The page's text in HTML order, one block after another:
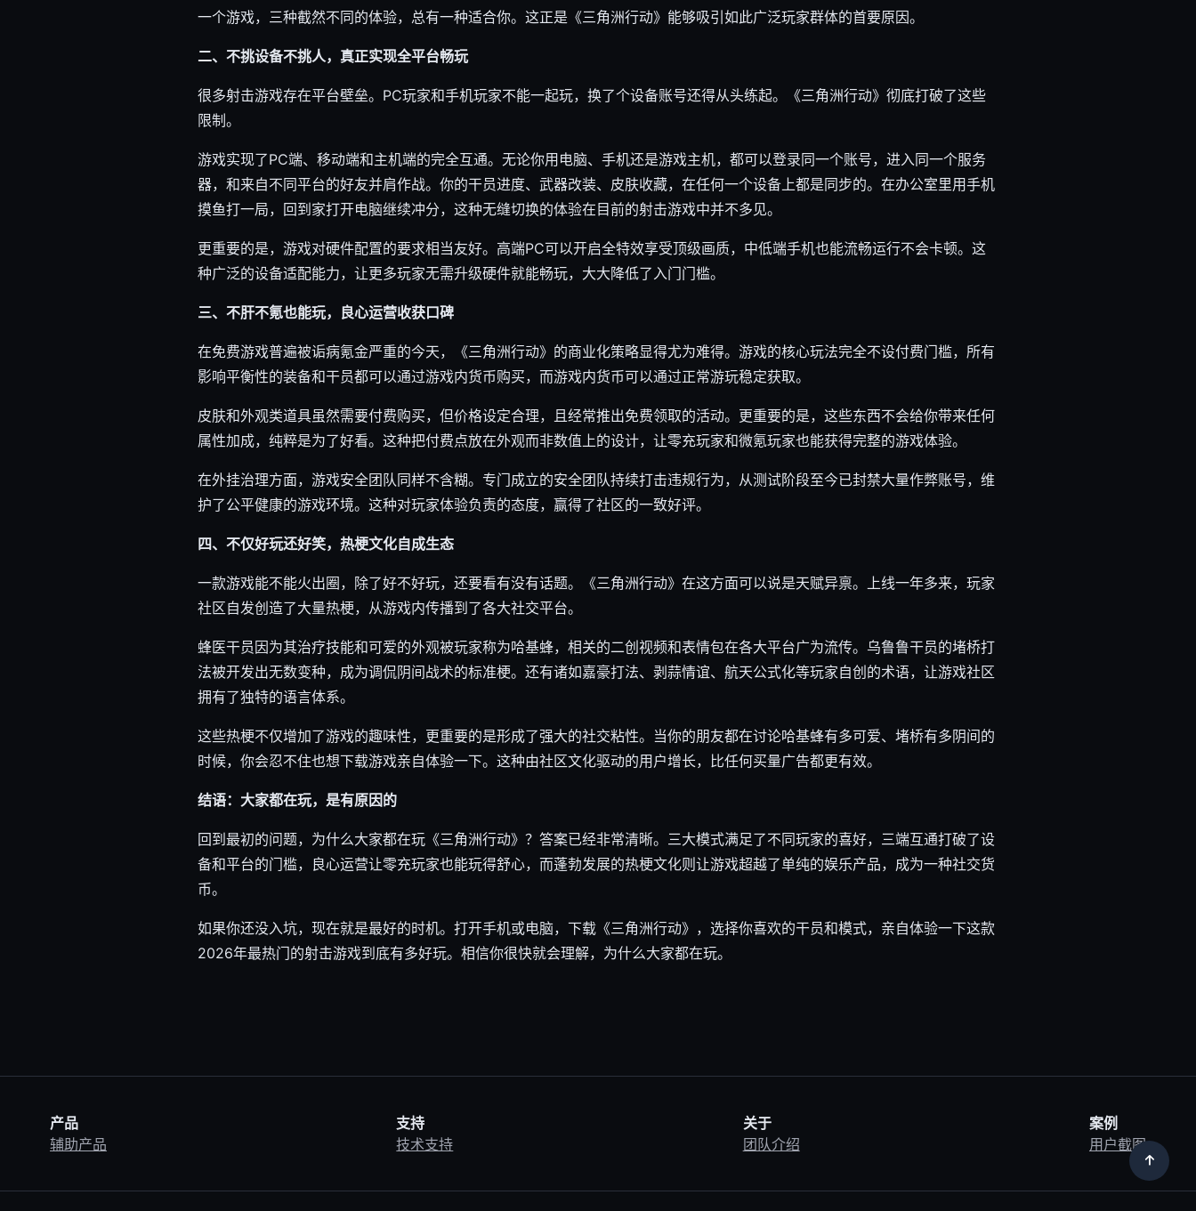
一个游戏，三种截然不同的体验，总有一种适合你。这正是《三角洲行动》能够吸引如此广泛玩家群体的首要原因。
二、不挑设备不挑人，真正实现全平台畅玩
很多射击游戏存在平台壁垒。PC玩家和手机玩家不能一起玩，换了个设备账号还得从头练起。《三角洲行动》彻底打破了这些
限制。
游戏实现了PC端、移动端和主机端的完全互通。无论你用电脑、手机还是游戏主机，都可以登录同一个账号，进入同一个服务
器，和来自不同平台的好友并肩作战。你的干员进度、武器改装、皮肤收藏，在任何一个设备上都是同步的。在办公室里用手机
摸鱼打一局，回到家打开电脑继续冲分，这种无缝切换的体验在目前的射击游戏中并不多见。
更重要的是，游戏对硬件配置的要求相当友好。高端PC可以开启全特效享受顶级画质，中低端手机也能流畅运行不会卡顿。这
种广泛的设备适配能力，让更多玩家无需升级硬件就能畅玩，大大降低了入门门槛。
三、不肝不氪也能玩，良心运营收获口碑
在免费游戏普遍被诟病氪金严重的今天，《三角洲行动》的商业化策略显得尤为难得。游戏的核心玩法完全不设付费门槛，所有
影响平衡性的装备和干员都可以通过游戏内货币购买，而游戏内货币可以通过正常游玩稳定获取。
皮肤和外观类道具虽然需要付费购买，但价格设定合理，且经常推出免费领取的活动。更重要的是，这些东西不会给你带来任何
属性加成，纯粹是为了好看。这种把付费点放在外观而非数值上的设计，让零充玩家和微氪玩家也能获得完整的游戏体验。
在外挂治理方面，游戏安全团队同样不含糊。专门成立的安全团队持续打击违规行为，从测试阶段至今已封禁大量作弊账号，维
护了公平健康的游戏环境。这种对玩家体验负责的态度，赢得了社区的一致好评。
四、不仅好玩还好笑，热梗文化自成生态
一款游戏能不能火出圈，除了好不好玩，还要看有没有话题。《三角洲行动》在这方面可以说是天赋异禀。上线一年多来，玩家
社区自发创造了大量热梗，从游戏内传播到了各大社交平台。
蜂医干员因为其治疗技能和可爱的外观被玩家称为哈基蜂，相关的二创视频和表情包在各大平台广为流传。乌鲁鲁干员的堵桥打
法被开发出无数变种，成为调侃阴间战术的标准梗。还有诸如嘉豪打法、剥蒜情谊、航天公式化等玩家自创的术语，让游戏社区
拥有了独特的语言体系。
这些热梗不仅增加了游戏的趣味性，更重要的是形成了强大的社交粘性。当你的朋友都在讨论哈基蜂有多可爱、堵桥有多阴间的
时候，你会忍不住也想下载游戏亲自体验一下。这种由社区文化驱动的用户增长，比任何买量广告都更有效。
结语：大家都在玩，是有原因的
回到最初的问题，为什么大家都在玩《三角洲行动》？答案已经非常清晰。三大模式满足了不同玩家的喜好，三端互通打破了设
备和平台的门槛，良心运营让零充玩家也能玩得舒心，而蓬勃发展的热梗文化则让游戏超越了单纯的娱乐产品，成为一种社交货
币。
如果你还没入坑，现在就是最好的时机。打开手机或电脑，下载《三角洲行动》，选择你喜欢的干员和模式，亲自体验一下这款
2026年最热门的射击游戏到底有多好玩。相信你很快就会理解，为什么大家都在玩。
产品
辅助产品
支持
技术支持
关于
团队介绍
案例
用户截图